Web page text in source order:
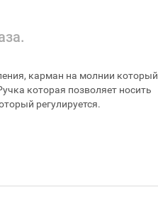
карман на молнии который
которая позволяет носить
регулируется.